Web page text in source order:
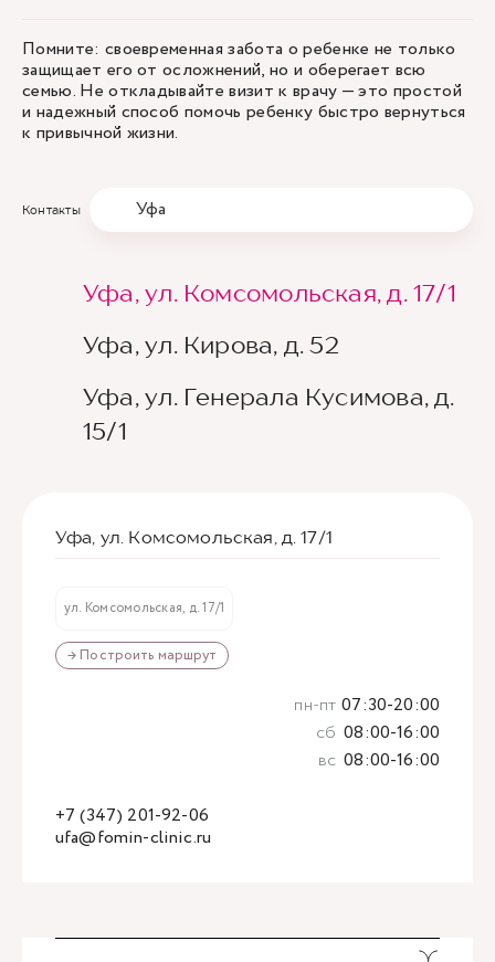
Помните: своевременная забота о ребенке не только
защищает его от осложнений, но и оберегает всю
семью. Не откладывайте визит к врачу — это простой
и надежный способ помочь ребенку быстро вернуться
к привычной жизни.
Контакты Уфа
Уфа, ул. Комсомольская, д. 17/1
Уфа, ул. Кирова, д. 52
Уфа, ул. Генерала Кусимова, д.
15/1
Уфа, ул. Комсомольская, д. 17/1
ул. Комсомольская, д. 17/1
→ Построить маршрут
ufa@fomin-clinic.ru
+7 (347) 201-92-06
пн-пт 07:30-20:00
сб 08:00-16:00
вс 08:00-16:00